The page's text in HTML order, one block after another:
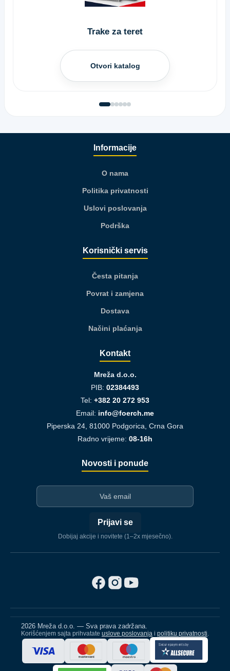
Trake za teret
Otvori katalog
Informacije
O nama
Politika privatnosti
Uslovi poslovanja
Podrška
Korisnički servis
Česta pitanja
Povrat i zamjena
Dostava
Načini plaćanja
Kontakt
Mreža d.o.o.
PIB: 02384493
Tel: +382 20 272 953
Email: info@foerch.me
Piperska 24, 81000 Podgorica, Crna Gora
Radno vrijeme: 08-16h
Novosti i ponude
Prijavi se
Dobijaj akcije i novitete (1–2x mjesečno).
2026 Mreža d.o.o. — Sva prava zadržana.
Korišćenjem sajta prihvatate uslove poslovanja i politiku privatnosti.